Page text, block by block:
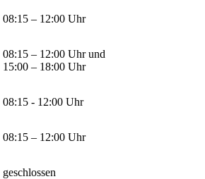
08:15 – 12:00 Uhr
08:15 – 12:00 Uhr und
15:00 – 18:00 Uhr
08:15 - 12:00 Uhr
08:15 – 12:00 Uhr
geschlossen